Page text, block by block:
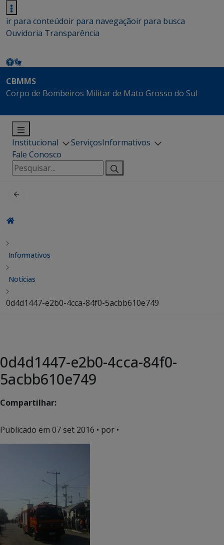
ir para conteúdoir para navegaçãoir para busca
Ouvidoria Transparência
CBMMS
Corpo de Bombeiros Militar de Mato Grosso do Sul
Institucional ServiçosInformativos
Fale Conosco
Pesquisar
por:
Informativos
Notícias
0d4d1447-e2b0-4cca-84f0-5acbb610e749
0d4d1447-e2b0-4cca-84f0-
5acbb610e749
Compartilhar:
Publicado em 07 set 2016 • por •